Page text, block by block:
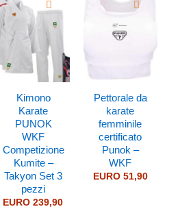
49,90
Kimono
Karate
PUNOK
WKF
Competizione
Kumite –
Takyon Set 3
pezzi
EURO239,90
Pettorale da
karate
femminile
certificato
Punok –
WKF
EURO51,90